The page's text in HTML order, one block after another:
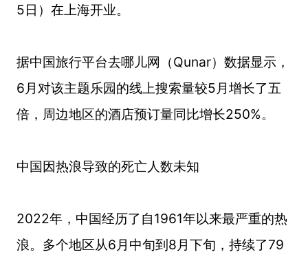
5日）在上海开业。
据中国旅行平台去哪儿网（Qunar）数据显示，
6月对该主题乐园的线上搜索量较5月增长了五
倍，周边地区的酒店预订量同比增长250%。
中国因热浪导致的死亡人数未知
2022年，中国经历了自1961年以来最严重的热
浪。多个地区从6月中旬到8月下旬，持续了79